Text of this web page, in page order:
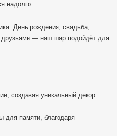
надолго.
День рождения, свадьба,
друзьями — наш шар подойдёт для
создавая уникальный декор.
для памяти, благодаря